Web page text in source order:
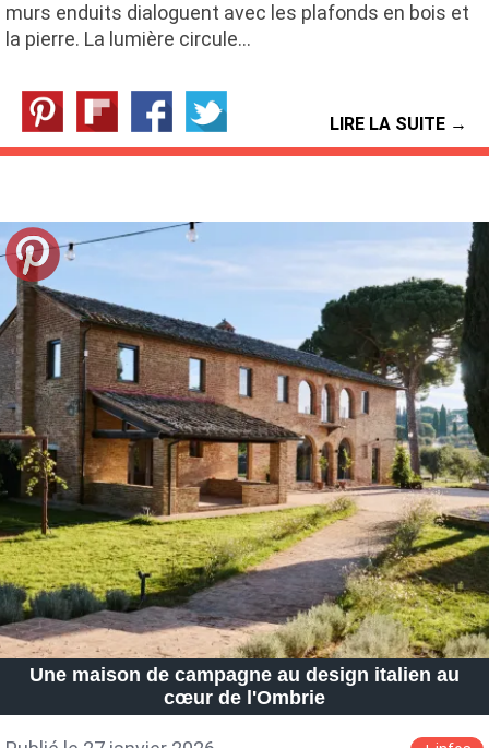
murs enduits dialoguent avec les plafonds en bois et
la pierre. La lumière circule…
LIRE LA SUITE →
Une maison de campagne au design italien au
cœur de l'Ombrie